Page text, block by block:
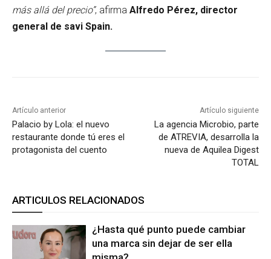
más allá del precio”, afirma Alfredo Pérez, director
general de savi Spain.
Artículo anterior
Palacio by Lola: el nuevo
restaurante donde tú eres el
protagonista del cuento
Artículo siguiente
La agencia Microbio, parte
de ATREVIA, desarrolla la
nueva de Aquilea Digest
TOTAL
ARTICULOS RELACIONADOS
¿Hasta qué punto puede cambiar
una marca sin dejar de ser ella